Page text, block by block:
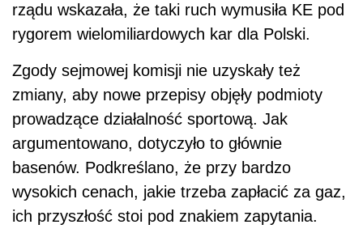
rządu wskazała, że taki ruch wymusiła KE pod
rygorem wielomiliardowych kar dla Polski.
Zgody sejmowej komisji nie uzyskały też
zmiany, aby nowe przepisy objęły podmioty
prowadzące działalność sportową. Jak
argumentowano, dotyczyło to głównie
basenów. Podkreślano, że przy bardzo
wysokich cenach, jakie trzeba zapłacić za gaz,
ich przyszłość stoi pod znakiem zapytania.